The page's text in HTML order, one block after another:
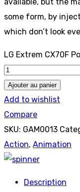
some form, by
which don’t look
LG Extrem CX70F
Ajouter au panier
Add to wishlist
Compare
SKU: GAM0013
Action, Animation
Description